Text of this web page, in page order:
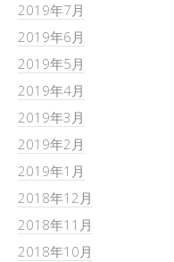
2019年7月
2019年6月
2019年5月
2019年4月
2019年3月
2019年2月
2019年1月
2018年12月
2018年11月
2018年10月